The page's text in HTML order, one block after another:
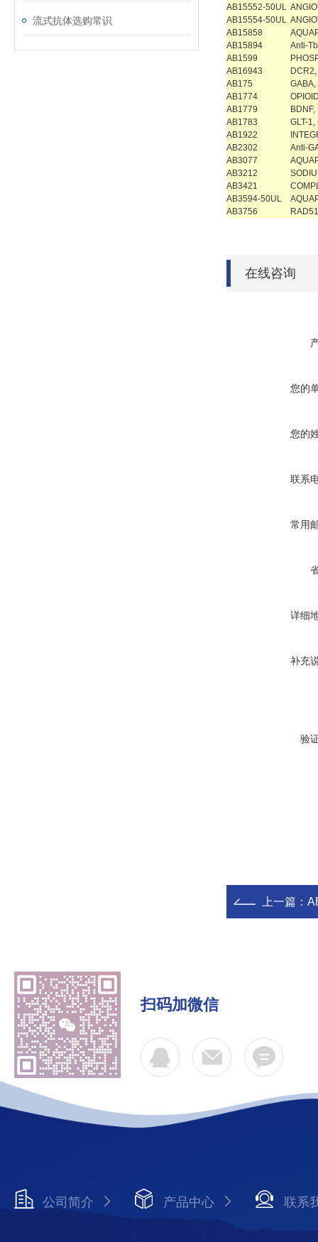
流式抗体选购常识
AB15552-50UL
AB15554-50UL
AB15858
AB15894
Anti-
AB1599
AB16943
AB175
AB1774
AB1779
AB1783
GLT-
AB1922
AB2302
Anti-
AB3077
AB3212
AB3421
AB3594-50UL
AB3756
在线咨询
您的
您的
联系
常用
详细
补充
验
上一篇：
扫码加微信
公司简介 产品中心 联系